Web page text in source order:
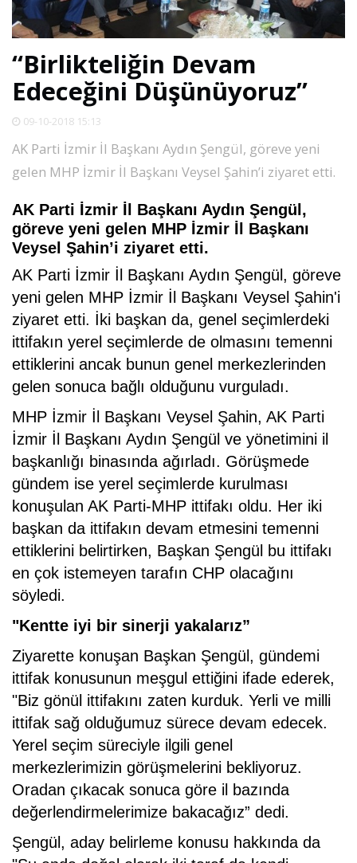
SPOR
DÜNYA
VİDEO
YAZARLAR
RESMİ
REKLAMLAR
“Birlikteliğin Devam
Edeceğini Düşünüyoruz”
09-10-2018 15:13
AK Parti İzmir İl Başkanı Aydın Şengül, göreve yeni
gelen MHP İzmir İl Başkanı Veysel Şahin’i ziyaret etti.
AK Parti İzmir İl Başkanı Aydın Şengül,
göreve yeni gelen MHP İzmir İl Başkanı
Veysel Şahin’i ziyaret etti.
AK Parti İzmir İl Başkanı Aydın Şengül, göreve
yeni gelen MHP İzmir İl Başkanı Veysel Şahin'i
ziyaret etti. İki başkan da, genel seçimlerdeki
ittifakın yerel seçimlerde de olmasını temenni
ettiklerini ancak bunun genel merkezlerinden
gelen sonuca bağlı olduğunu vurguladı.
MHP İzmir İl Başkanı Veysel Şahin, AK Parti
İzmir İl Başkanı Aydın Şengül ve yönetimini il
başkanlığı binasında ağırladı. Görüşmede
gündem ise yerel seçimlerde kurulması
konuşulan AK Parti-MHP ittifakı oldu. Her iki
başkan da ittifakın devam etmesini temenni
ettiklerini belirtirken, Başkan Şengül bu ittifakı
en çok istemeyen tarafın CHP olacağını
söyledi.
"Kentte iyi bir sinerji yakalarız”
Ziyarette konuşan Başkan Şengül, gündemi
ittifak konusunun meşgul ettiğini ifade ederek,
"Biz gönül ittifakını zaten kurduk. Yerli ve milli
ittifak sağ olduğumuz sürece devam edecek.
Yerel seçim süreciyle ilgili genel
merkezlerimizin görüşmelerini bekliyoruz.
Oradan çıkacak sonuca göre il bazında
değerlendirmelerimize bakacağız” dedi.
Şengül, aday belirleme konusu hakkında da